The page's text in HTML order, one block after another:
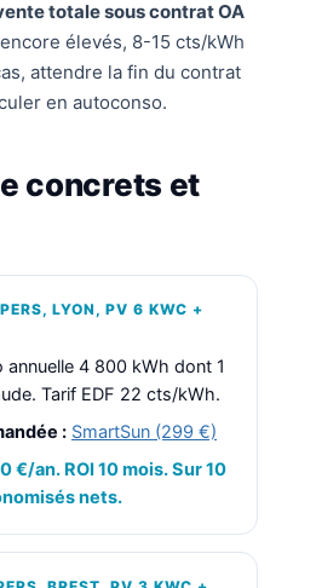
totale sous contrat OA
élevés, 8-15 cts/kWh
attendre la fin du contrat
en autoconso.
concrets et
LYON, PV 6 KWC +
annuelle 4 800 kWh dont 1
Tarif EDF 22 cts/kWh.
: SmartSun (299 €)
€/an. ROI 10 mois. Sur 10
nets.